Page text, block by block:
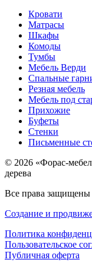
Кровати
Матрасы
Шкафы
Комоды
Тумбы
Мебель Верди
Спальные
Резная мебель
Мебель под
Прихожие
Буфеты
Стенки
Письменные
© 2026 «Форас-
дерева
Все права защищены
Создание и
Политика
Пользовательское
Публичная оферта